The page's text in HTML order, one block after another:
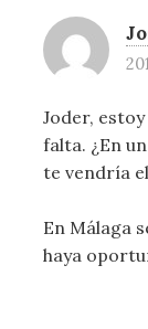
Joder,
falta. ¿En
te vendría
En Málaga
haya